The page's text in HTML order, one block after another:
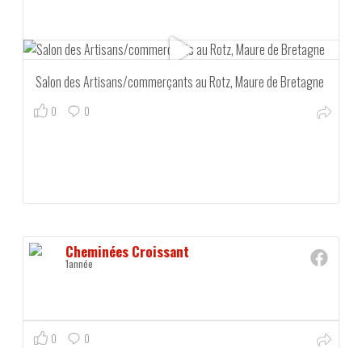
Salon des Artisans/commerçants au Rotz, Maure de Bretagne
0 0
Cheminées Croissant
1année
0 0